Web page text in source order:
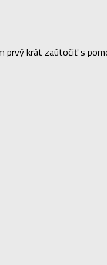
krát zaútočiť s